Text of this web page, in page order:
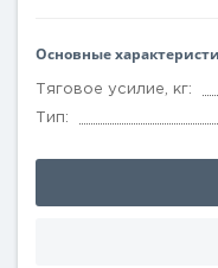
Основные
Тяговое усилие, кг:
Тип: